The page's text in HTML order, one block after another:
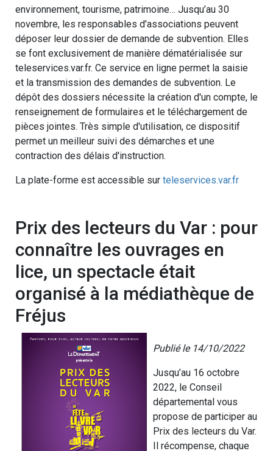
environnement, tourisme, patrimoine… Jusqu’au 30
novembre, les responsables d'associations peuvent
déposer leur dossier de demande de subvention. Elles
se font exclusivement de manière dématérialisée sur
teleservices.var.fr. Ce service en ligne permet la saisie
et la transmission des demandes de subvention. Le
dépôt des dossiers nécessite la création d'un compte, le
renseignement de formulaires et le téléchargement de
pièces jointes. Très simple d'utilisation, ce dispositif
permet un meilleur suivi des démarches et une
contraction des délais d'instruction.
La plate-forme est accessible sur teleservices.var.fr
Prix des lecteurs du Var : pour
connaître les ouvrages en
lice, un spectacle était
organisé à la médiathèque de
Fréjus
Publié le 14/10/2022
Jusqu’au 16 octobre
2022, le Conseil
départemental vous
propose de participer au
Prix des lecteurs du Var.
Il récompense, chaque